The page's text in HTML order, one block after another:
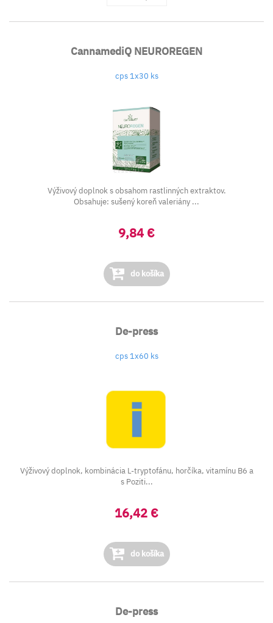
CannamediQ NEUROREGEN
cps 1x30 ks
Výživový doplnok s obsahom rastlinných extraktov.
Obsahuje: sušený koreň valeriány ...
9,84 €
do košíka
De-press
cps 1x60 ks
Výživový doplnok, kombinácia L-tryptofánu, horčíka, vitamínu B6 a
s Poziti...
16,42 €
do košíka
De-press